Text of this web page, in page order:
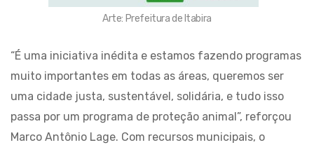
Arte: Prefeitura de Itabira
“É uma iniciativa inédita e estamos fazendo programas
muito importantes em todas as áreas, queremos ser
uma cidade justa, sustentável, solidária, e tudo isso
passa por um programa de proteção animal”, reforçou
Marco Antônio Lage. Com recursos municipais, o